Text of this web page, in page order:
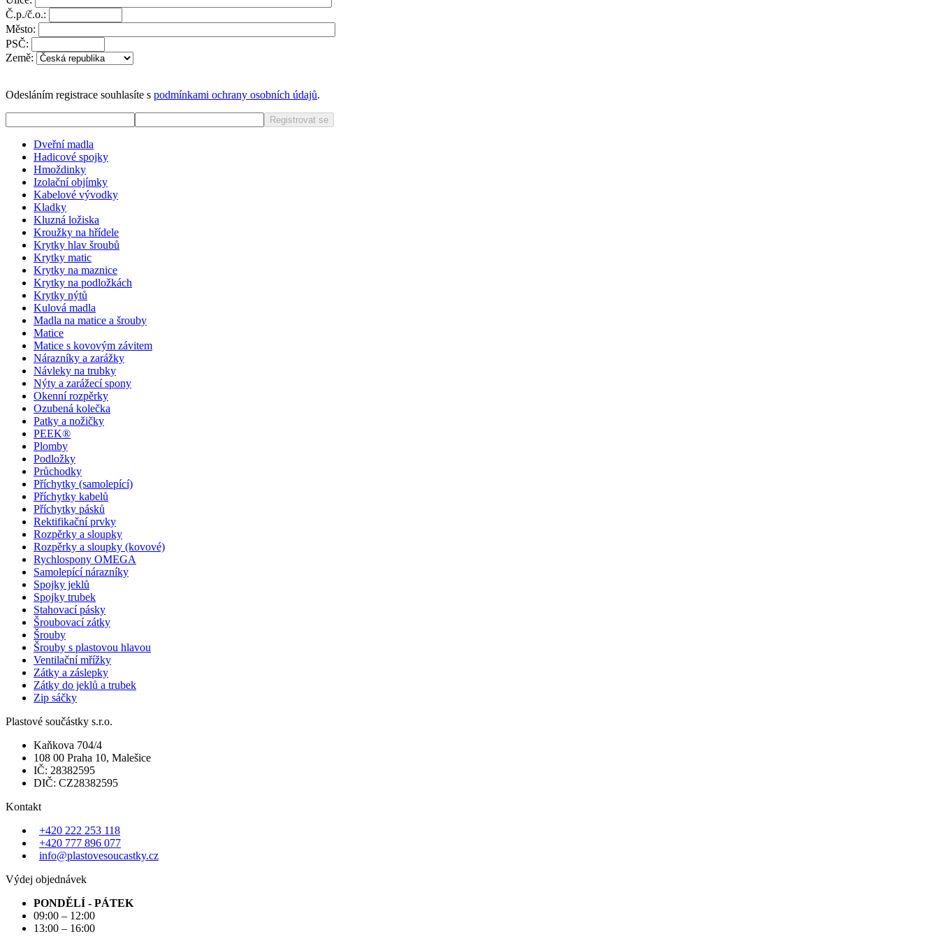
Č.p./č.o.:
Město:
PSČ:
Země:
Odesláním registrace souhlasíte s podmínkami ochrany osobních údajů.
Registrovat se
Dveřní madla
Hadicové spojky
Hmoždinky
Izolační objímky
Kabelové vývodky
Kladky
Kluzná ložiska
Kroužky na hřídele
Krytky hlav šroubů
Krytky matic
Krytky na maznice
Krytky na podložkách
Krytky nýtů
Kulová madla
Madla na matice a šrouby
Matice
Matice s kovovým závitem
Nárazníky a zarážky
Návleky na trubky
Nýty a zarážecí spony
Okenní rozpěrky
Ozubená kolečka
Patky a nožičky
PEEK®
Plomby
Podložky
Průchodky
Příchytky (samolepící)
Příchytky kabelů
Příchytky pásků
Rektifikační prvky
Rozpěrky a sloupky
Rozpěrky a sloupky (kovové)
Rychlospony OMEGA
Samolepící nárazníky
Spojky jeklů
Spojky trubek
Stahovací pásky
Šroubovací zátky
Šrouby
Šrouby s plastovou hlavou
Ventilační mřížky
Zátky a záslepky
Zátky do jeklů a trubek
Zip sáčky
Plastové součástky s.r.o.
Kaňkova 704/4
108 00 Praha 10, Malešice
IČ: 28382595
DIČ: CZ28382595
Kontakt
+420 222 253 118
+420 777 896 077
info@plastovesoucastky.cz
Výdej objednávek
PONDĚLÍ - PÁTEK
09:00 – 12:00
13:00 – 16:00